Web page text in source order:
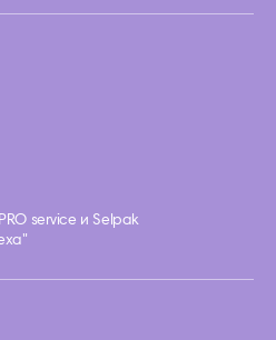
service и Selpak